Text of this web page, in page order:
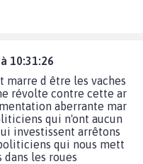
10:31:26
marre d être les vaches
révolte contre cette ar
aberrante mar
qui n'ont aucun
investissent arrêtons
qui nous mett
dans les roues